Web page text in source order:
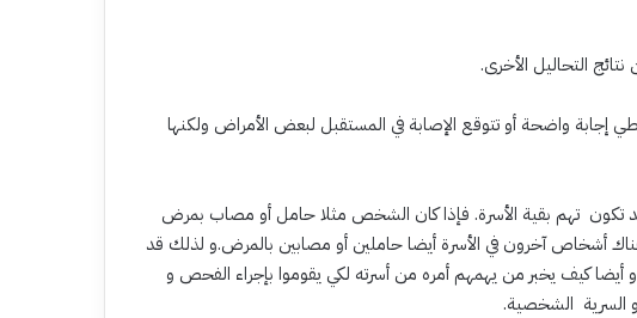
التحاليل الأخرى.
واضحة أو تتوقع الإصابة في المستقبل لبعض الأمراض ولكنها
تهم بقية الأسرة. فإذا كان الشخص مثلا حامل أو مصاب بمرض
أشخاص آخرون في الأسرة أيضا حاملين أو مصابين بالمرض.و لذلك قد
أيضا كيف يخبر من يهمهم أمره من أسرته لكي يقوموا بإجراء الفحص و
الشخصية.